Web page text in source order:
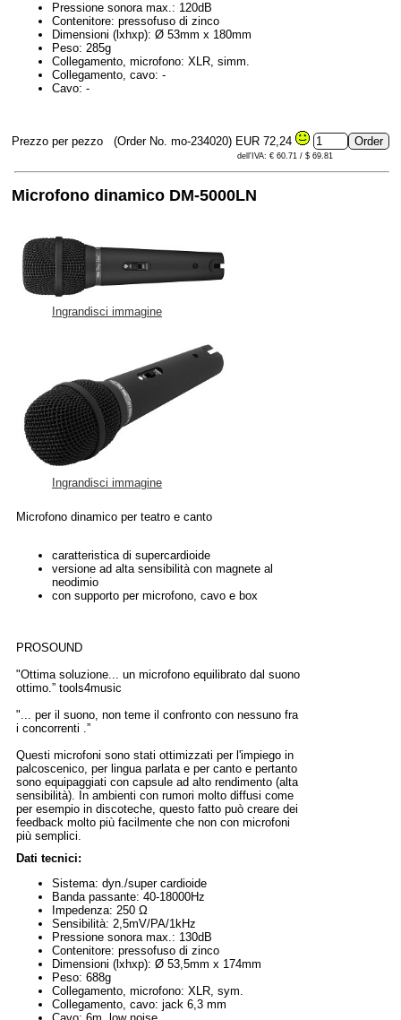
Pressione sonora max.: 120dB
Contenitore: pressofuso di zinco
Dimensioni (lxhxp): Ø 53mm x 180mm
Peso: 285g
Collegamento, microfono: XLR, simm.
Collegamento, cavo: -
Cavo: -
Prezzo per pezzo (Order No. mo-234020) EUR 72,24
dell'IVA: € 60.71 / $ 69.81
Microfono dinamico DM-5000LN
Ingrandisci immagine
Ingrandisci immagine
Microfono dinamico per teatro e canto
caratteristica di supercardioide
versione ad alta sensibilità con magnete al
neodimio
con supporto per microfono, cavo e box
PROSOUND
"Ottima soluzione... un microfono equilibrato dal suono
ottimo.” tools4music
"... per il suono, non teme il confronto con nessuno fra
i concorrenti .”
Questi microfoni sono stati ottimizzati per l'impiego in
palcoscenico, per lingua parlata e per canto e pertanto
sono equipaggiati con capsule ad alto rendimento (alta
sensibilità). In ambienti con rumori molto diffusi come
per esempio in discoteche, questo fatto può creare dei
feedback molto più facilmente che non con microfoni
più semplici.
Dati tecnici:
Sistema: dyn./super cardioide
Banda passante: 40-18000Hz
Impedenza: 250 Ω
Sensibilità: 2,5mV/PA/1kHz
Pressione sonora max.: 130dB
Contenitore: pressofuso di zinco
Dimensioni (lxhxp): Ø 53,5mm x 174mm
Peso: 688g
Collegamento, microfono: XLR, sym.
Collegamento, cavo: jack 6,3 mm